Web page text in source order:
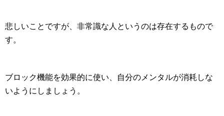
悲しいことですが、非常識な人というのは存在するもので
す。
ブロック機能を効果的に使い、自分のメンタルが消耗しな
いようにしましょう。